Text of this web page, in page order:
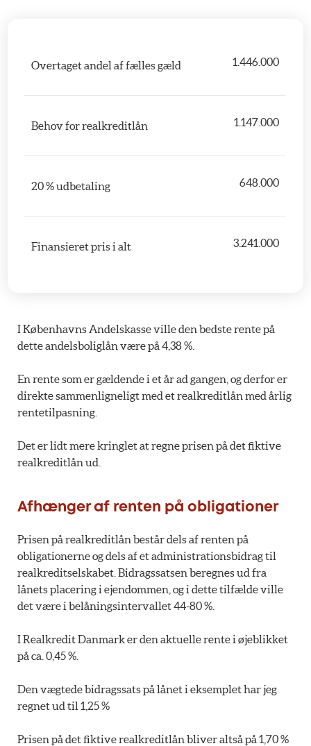
Overtaget andel af fælles gæld 1.446.000
Behov for realkreditlån 1.147.000
20 % udbetaling 648.000
Finansieret pris i alt 3.241.000
I Københavns Andelskasse ville den bedste rente på
dette andelsboliglån være på 4,38 %.
En rente som er gældende i et år ad gangen, og derfor er
direkte sammenligneligt med et realkreditlån med årlig
rentetilpasning.
Det er lidt mere kringlet at regne prisen på det fiktive
realkreditlån ud.
Afhænger af renten på obligationer
Prisen på realkreditlån består dels af renten på
obligationerne og dels af et administrationsbidrag til
realkreditselskabet. Bidragssatsen beregnes ud fra
lånets placering i ejendommen, og i dette tilfælde ville
det være i belåningsintervallet 44-80 %.
I Realkredit Danmark er den aktuelle rente i øjeblikket
på ca. 0,45 %.
Den vægtede bidragssats på lånet i eksemplet har jeg
regnet ud til 1,25 %
Prisen på det fiktive realkreditlån bliver altså på 1,70 %